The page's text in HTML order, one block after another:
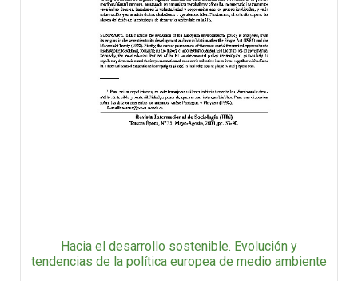
Hacia el desarrollo sostenible. Evolución y
tendencias de la política europea de medio ambiente